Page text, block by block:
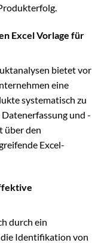
Excel Vorlage für
bietet vor
eine
systematisch zu
und -
über den
Excel-
durch ein
Identifikation von